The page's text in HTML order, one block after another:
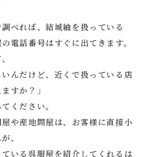
べれば、結城紬を扱っている
電話番号はすぐに出てきます。
いんだけど、近くで扱っている店
すか？」
ください。
や産地問屋は、お客様に直接小
、
いる呉服屋を紹介してくれるは